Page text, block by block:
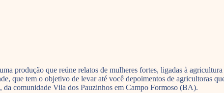
produção que reúne relatos de mulheres fortes, ligadas à
que tem o objetivo de levar até você depoimentos de agricultoras
comunidade Vila dos Pauzinhos em Campo Formoso (BA).